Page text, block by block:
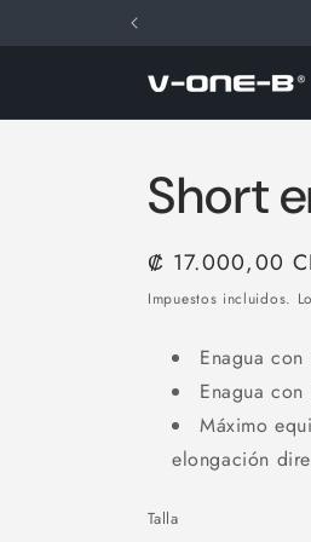
al contenido
Short
Precio
habitual
₡ 17.000,00
Impuestos incluidos.
Enagua
Enagua
Máximo
elongación
Talla